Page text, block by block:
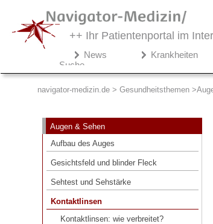
++ Ihr Patientenportal im
News Krankheiten
Suche
navigator-medizin.de > Gesundheitsthemen
Augen & Sehen
Aufbau des Auges
Gesichtsfeld und blinder Fleck
Sehtest und Sehstärke
Kontaktlinsen
Kontaktlinsen: wie verbreitet?
Navigator-
▾
Gesundheitsthemen
Augen & Sehen
Aufbau des Auges
Gesichtsfeld und blinder Fleck
Sehtest und Sehstärke
Kontaktlinsen
Kontaktlinsen: wie verbreitet?